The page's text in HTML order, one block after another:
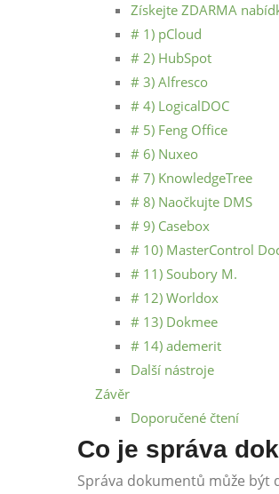
Získejte ZDARMA
# 1) pCloud
# 2) HubSpot
# 3) Alfresco
# 4) LogicalDOC
# 5) Feng Office
# 6) Nuxeo
# 7) KnowledgeTree
# 8) Naočkujte DMS
# 9) Casebox
# 10) MasterControl
# 11) Soubory M.
# 12) Worldox
# 13) Dokmee
# 14) ademerit
Další nástroje
Závěr
Doporučené čtení
Co je správa
Správa dokumentů může být